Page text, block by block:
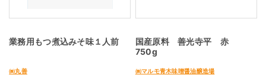
業務用もつ煮込みそ味１人前
㈱丸善
国産原料 善光寺平 赤
750g
㈱マルモ青木味噌醤油醸造場